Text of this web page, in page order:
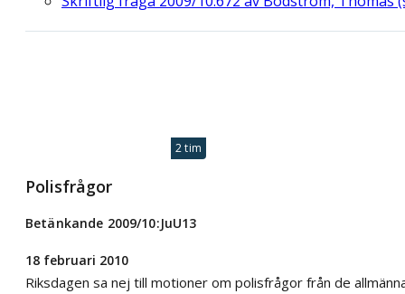
2 tim
Polisfrågor
Betänkande 2009/10:JuU13
18 februari 2010
Riksdagen sa nej till motioner om polisfrågor från de